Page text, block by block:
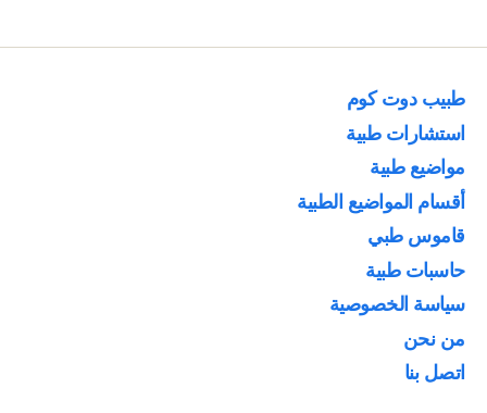
طبيب دوت كوم
استشارات طبية
مواضيع طبية
أقسام المواضيع الطبية
قاموس طبي
حاسبات طبية
سياسة الخصوصية
من نحن
اتصل بنا